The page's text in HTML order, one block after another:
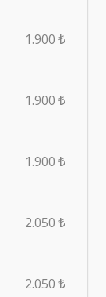
1.900 ₺
1.900 ₺
1.900 ₺
2.050 ₺
2.050 ₺